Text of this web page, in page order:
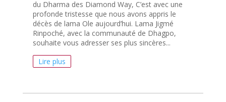
du Dharma des Diamond Way, C’est avec une
profonde tristesse que nous avons appris le
décès de lama Ole aujourd’hui. Lama Jigmé
Rinpoché, avec la communauté de Dhagpo,
souhaite vous adresser ses plus sincères...
Lire plus